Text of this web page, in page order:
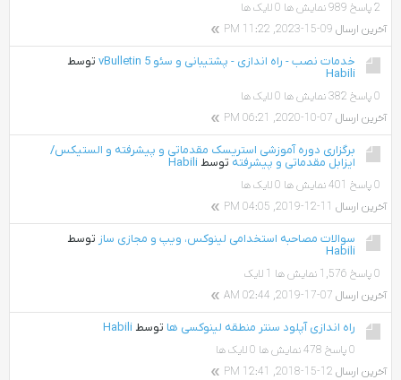
2 پاسخ 989 نمایش ها
0 لایک ها
آخرین ارسال 09-15-2023, 11:22 PM
خدمات نصب - راه اندازی - پشتیبانی و سئو vBulletin 5
توسط
Habili
0 پاسخ 382 نمایش ها
0 لایک ها
آخرین ارسال 07-10-2020, 06:21 PM
برگزاری دوره آموزشی استریسک مقدماتی و پیشرفته و الستیکس/
ایزابل مقدماتی و پیشرفته توسط Habili
0 پاسخ 401 نمایش ها
0 لایک ها
آخرین ارسال 11-12-2019, 04:05 PM
سوالات مصاحبه استخدامی لینوکس، ویپ و مجازی ساز توسط
Habili
0 پاسخ 1,576 نمایش ها
1 لایک
آخرین ارسال 07-17-2019, 02:44 AM
راه اندازی آپلود سنتر منطقه لینوکسی ها توسط Habili
0 پاسخ 478 نمایش ها
0 لایک ها
آخرین ارسال 12-15-2018, 12:41 PM